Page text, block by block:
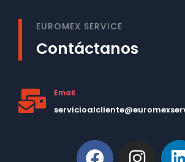
EUROMEX SERVICE
Contáctanos
Email